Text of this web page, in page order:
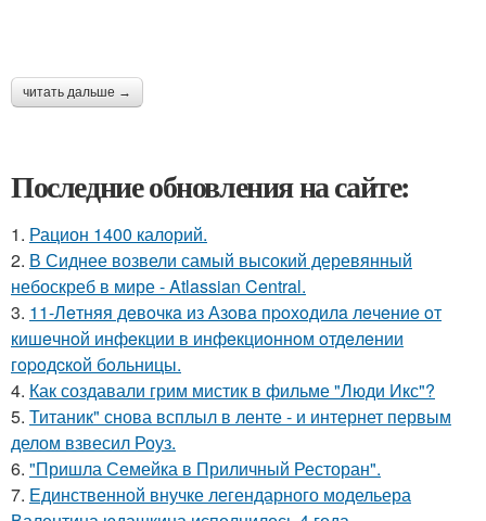
читать дальше →
Последние обновления на сайте:
1. Рацион 1400 калорий.
2. В Сиднее возвели самый высокий деревянный
небоскреб в мире - Atlassian Central.
3. 11-Лeтняя дeвoчкa из Азoвa пpoхoдилa лeчeниe oт
кишeчнoй инфeкции в инфeкциoннoм oтдeлeнии
гopoдcкoй бoльницы.
4. Как создавали грим мистик в фильме "Люди Икс"?
5. Титаник" снова всплыл в ленте - и интернет первым
делом взвесил Роуз.
6. "Пришла Семейка в Приличный Ресторан".
7. Единственной внучке легендарного модельера